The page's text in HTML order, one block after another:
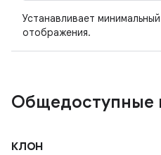
Устанавливает
отображения.
Общедоступные
клон